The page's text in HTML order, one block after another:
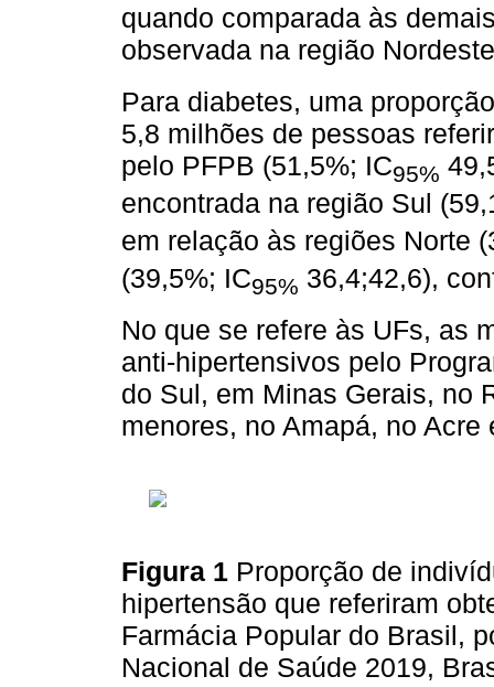
quando comparada às
observada na região
Para diabetes, uma
5,8 milhões de pessoas
pelo PFPB (51,5%; IC95%
encontrada na região Sul
em relação às regiões Norte
(39,5%; IC95% 36,4;42,6),
No que se refere às UFs, as
anti-hipertensivos pelo
do Sul, em Minas Gerais, no
menores, no Amapá, no Acre
Figura 1 Proporção de
hipertensão que referiram
Farmácia Popular do Brasil,
Nacional de Saúde 2019,